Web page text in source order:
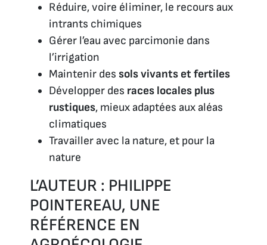
Réduire, voire éliminer, le recours aux
intrants chimiques
Gérer l’eau avec parcimonie dans
l’irrigation
Maintenir des sols vivants et fertiles
Développer des races locales plus
rustiques, mieux adaptées aux aléas
climatiques
Travailler avec la nature, et pour la
nature
L’AUTEUR : PHILIPPE
POINTEREAU, UNE
RÉFÉRENCE EN